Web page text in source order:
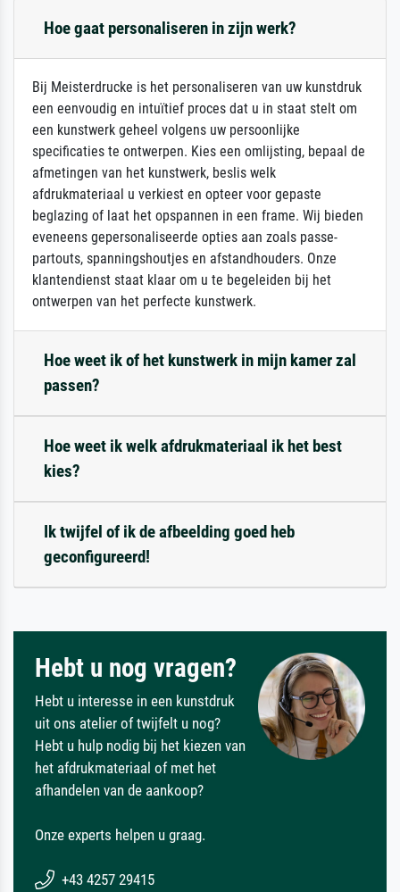
Hoe gaat personaliseren in zijn werk?
Bij Meisterdrucke is het personaliseren van uw kunstdruk
een eenvoudig en intuïtief proces dat u in staat stelt om
een kunstwerk geheel volgens uw persoonlijke
specificaties te ontwerpen. Kies een omlijsting, bepaal de
afmetingen van het kunstwerk, beslis welk
afdrukmateriaal u verkiest en opteer voor gepaste
beglazing of laat het opspannen in een frame. Wij bieden
eveneens gepersonaliseerde opties aan zoals passe-
partouts, spanningshoutjes en afstandhouders. Onze
klantendienst staat klaar om u te begeleiden bij het
ontwerpen van het perfecte kunstwerk.
Hoe weet ik of het kunstwerk in mijn kamer zal
passen?
Hoe weet ik welk afdrukmateriaal ik het best
kies?
Ik twijfel of ik de afbeelding goed heb
geconfigureerd!
Hebt u nog vragen?
Hebt u interesse in een kunstdruk
uit ons atelier of twijfelt u nog?
Hebt u hulp nodig bij het kiezen van
het afdrukmateriaal of met het
afhandelen van de aankoop?
Onze experts helpen u graag.
+43 4257 29415